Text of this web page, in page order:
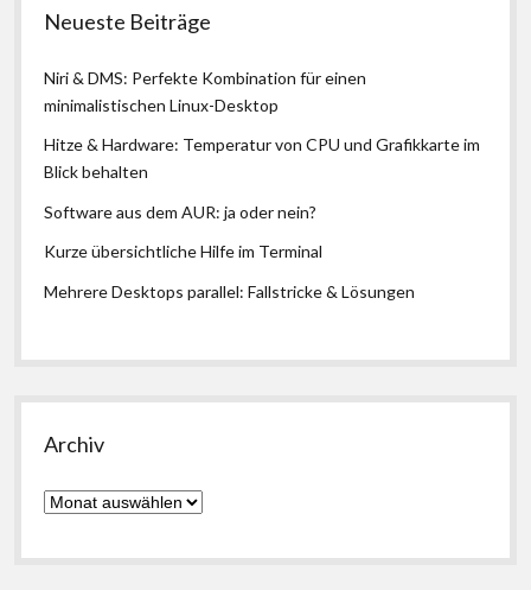
Neueste Beiträge
Niri & DMS: Perfekte Kombination für einen
minimalistischen Linux-Desktop
Hitze & Hardware: Temperatur von CPU und Grafikkarte im
Blick behalten
Software aus dem AUR: ja oder nein?
Kurze übersichtliche Hilfe im Terminal
Mehrere Desktops parallel: Fallstricke & Lösungen
Archiv
Archiv